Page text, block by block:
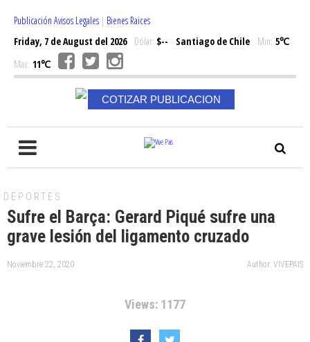
Publicación Avisos Legales | Bienes Raices
Friday, 7 de August del 2026Dólar: $-- Santiago de Chile Min: 5℃
Max: 11℃
COTIZAR PUBLICACION
DEPORTES
Sufre el Barça: Gerard Piqué sufre una
grave lesión del ligamento cruzado
Noviembre 22, 2020 Author: VIVEPAIS
Views: 1177